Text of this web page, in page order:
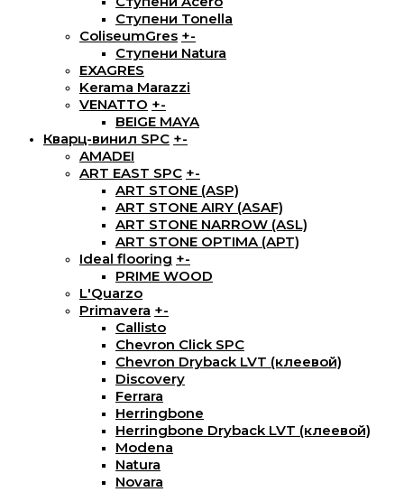
Ступени Tonella
ColiseumGres +-
Ступени Natura
EXAGRES
Kerama Marazzi
VENATTO +-
BEIGE MAYA
Кварц-винил SPC +-
AMADEI
ART EAST SPC +-
ART STONE (ASP)
ART STONE AIRY (ASAF)
ART STONE NARROW (ASL)
ART STONE OPTIMA (APT)
Ideal flooring +-
PRIME WOOD
L'Quarzo
Primavera +-
Callisto
Chevron Click SPC
Chevron Dryback LVT (клеевой)
Discovery
Ferrara
Herringbone
Herringbone Dryback LVT (клеевой)
Modena
Natura
Novara